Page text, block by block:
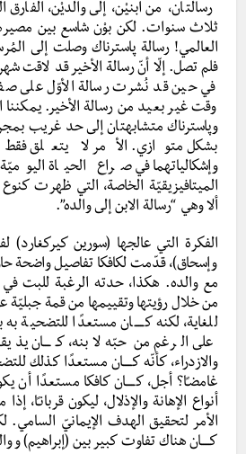
رسالتان، من ابنيْن، إلى والديْن،
ثلاث سنوات. لكن بوْن شاسع بين
العالمي! رسالة پاسترناك وصلت إلى
في حين قد نُشرت رسالة الأوّل على
وقت غير بعيد من رسالة الأخير. يمكننا
وپاسترناك متشابهتان إلى حد غريب
بشكل متوازي. الأمر لا يتعلق
وإشكالياتهما في صراع الحياة
الميتافيزيقيّة الخاصة، التي ظهرت
ألا وهي “رسالة الابن إلى والده”.
الفكرة التي عالجها (سورين كيركغارد)
وإسحاق)، قدّمت لكافكا تفاصيل واضحة
مع والده. هكذا، حدته الرغبة للبت
من خلال رؤيتها وتقييمها من قمة جبليّة
للغاية، لكنه كـــــان مستعدًا للتضحية
على الرغم من حبّه لابنه، كـــــان
والازدراء، كأنّه كـــــان مستعدًا كذلك
غامضـًا؟ أجل، كـــــان كافكا مستعدًا أن
أنواع الإهانة والإذلال، ليكون قربانـًا، إذا
الأمر لتحقيق الهدف الإيمانيّ
كـــــان هناك تفاوت كبير بين (إبراهيم) و